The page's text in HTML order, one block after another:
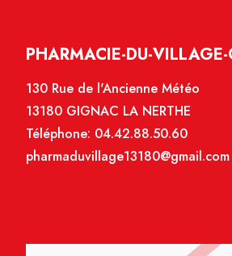
PHARMACIE-DU-
130 Rue de l'Ancienne Météo
13180 GIGNAC LA NERTHE
Téléphone: 04.42.88.50.60
pharmaduvillage13180@gmail.com